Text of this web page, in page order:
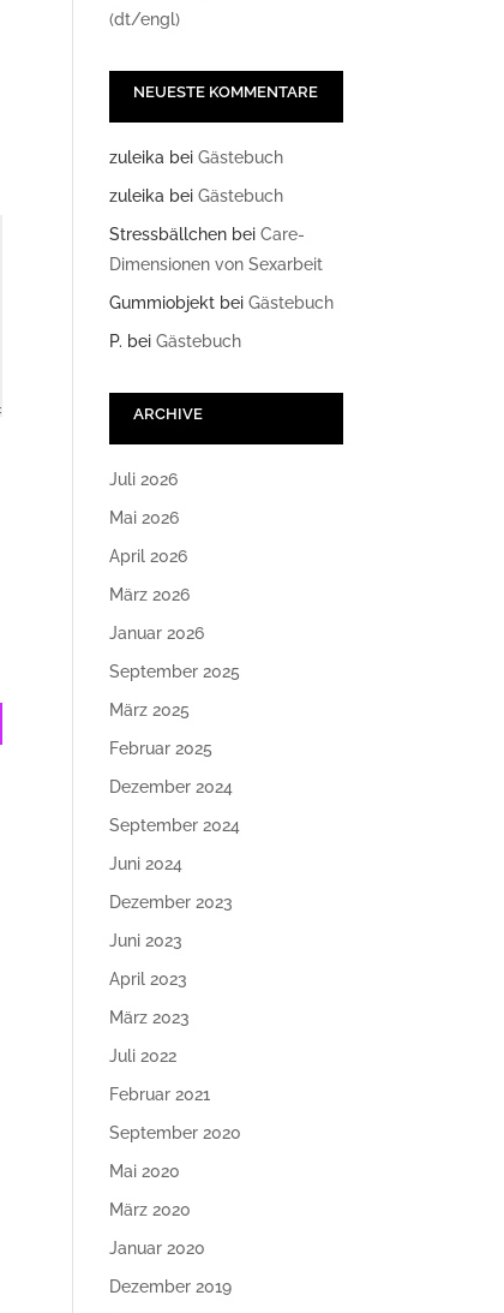
(dt/engl)
NEUESTE KOMMENTARE
zuleika beiGästebuch
zuleika beiGästebuch
Stressbällchen beiCare-
Dimensionen von Sexarbeit
Gummiobjekt beiGästebuch
P. beiGästebuch
ARCHIVE
Juli 2026
Mai 2026
April 2026
März 2026
Januar 2026
September 2025
März 2025
Februar 2025
Dezember 2024
September 2024
Juni 2024
Dezember 2023
Juni 2023
April 2023
März 2023
Juli 2022
Februar 2021
September 2020
Mai 2020
März 2020
Januar 2020
Dezember 2019